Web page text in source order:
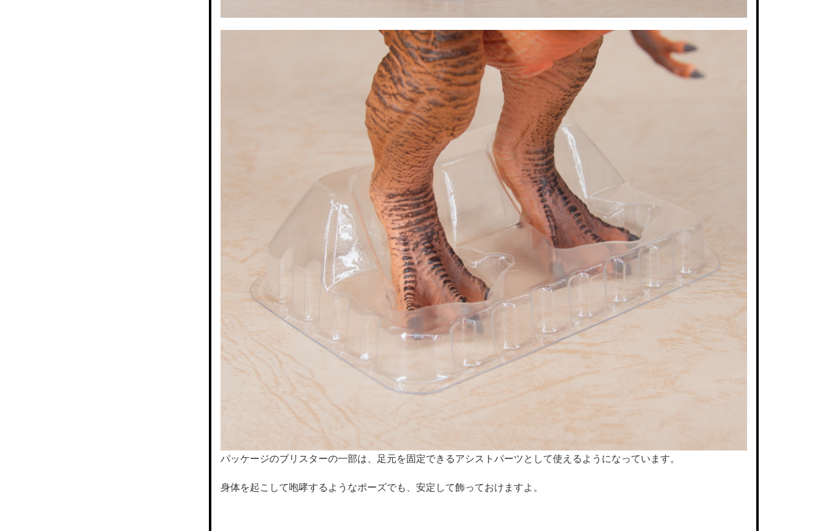
パッケージのブリスターの一部は、足元を固定できるアシストパーツとして使えるようになっています。
身体を起こして咆哮するようなポーズでも、安定して飾っておけますよ。